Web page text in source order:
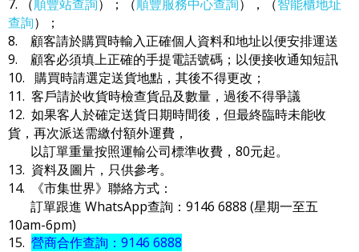
7. （順豐站查詢）；（順豐服務中心查詢），（智能櫃地址
查詢）；
8. 顧客請於購買時輸入正確個人資料和地址以便安排運送
9. 顧客必須填上正確的手提電話號碼；以便接收通知短訊
10. 購買時請選定送貨地點，其後不得更改；
11. 客戶請於收貨時檢查貨品及數量，過後不得爭議
12. 如果客人於確定送貨日期時間後，但最終臨時未能收
貨，再次派送需繳付額外運費，
以訂單重量按照運輸公司標準收費，80元起。
13. 資料及圖片，只供參考。
14. 《市集世界》聯絡方式：
訂單跟進 WhatsApp查詢：9146 6888 (星期一至五
10am-6pm)
15. 營商合作查詢：9146 6888